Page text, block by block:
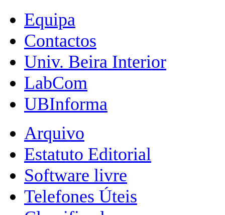
Equipa
Contactos
Univ. Beira Interior
LabCom
UBInforma
Arquivo
Estatuto Editorial
Software livre
Telefones Úteis